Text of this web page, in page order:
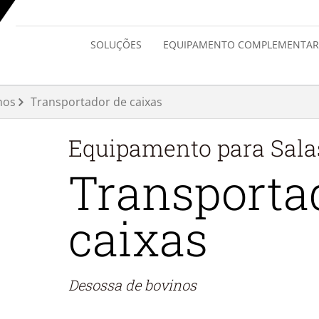
SOLUÇÕES EQUIPAMENTO COMPLEMENTAR
Transportador de caixas
Equipamento para
caixas
Desossa de bovinos